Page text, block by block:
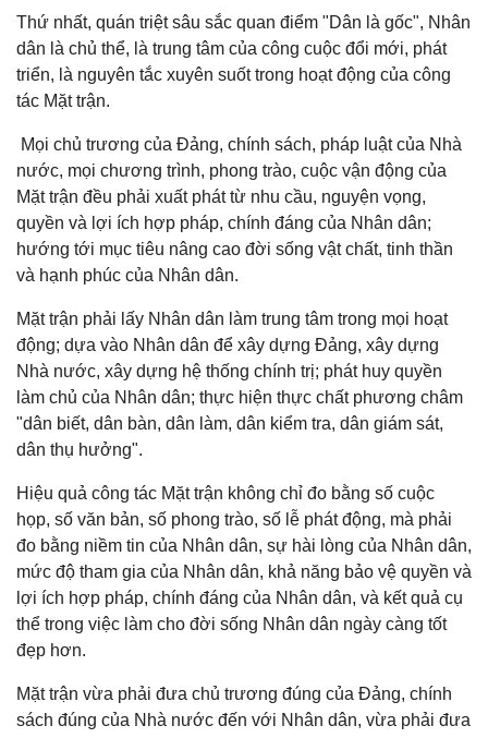
Thứ nhất, quán triệt sâu sắc quan điểm "Dân là gốc", Nhân
dân là chủ thể, là trung tâm của công cuộc đổi mới, phát
triển, là nguyên tắc xuyên suốt trong hoạt động của công
tác Mặt trận.
Mọi chủ trương của Đảng, chính sách, pháp luật của Nhà
nước, mọi chương trình, phong trào, cuộc vận động của
Mặt trận đều phải xuất phát từ nhu cầu, nguyện vọng,
quyền và lợi ích hợp pháp, chính đáng của Nhân dân;
hướng tới mục tiêu nâng cao đời sống vật chất, tinh thần
và hạnh phúc của Nhân dân.
Mặt trận phải lấy Nhân dân làm trung tâm trong mọi hoạt
động; dựa vào Nhân dân để xây dựng Đảng, xây dựng
Nhà nước, xây dựng hệ thống chính trị; phát huy quyền
làm chủ của Nhân dân; thực hiện thực chất phương châm
"dân biết, dân bàn, dân làm, dân kiểm tra, dân giám sát,
dân thụ hưởng".
Hiệu quả công tác Mặt trận không chỉ đo bằng số cuộc
họp, số văn bản, số phong trào, số lễ phát động, mà phải
đo bằng niềm tin của Nhân dân, sự hài lòng của Nhân dân,
mức độ tham gia của Nhân dân, khả năng bảo vệ quyền và
lợi ích hợp pháp, chính đáng của Nhân dân, và kết quả cụ
thể trong việc làm cho đời sống Nhân dân ngày càng tốt
đẹp hơn.
Mặt trận vừa phải đưa chủ trương đúng của Đảng, chính
sách đúng của Nhà nước đến với Nhân dân, vừa phải đưa